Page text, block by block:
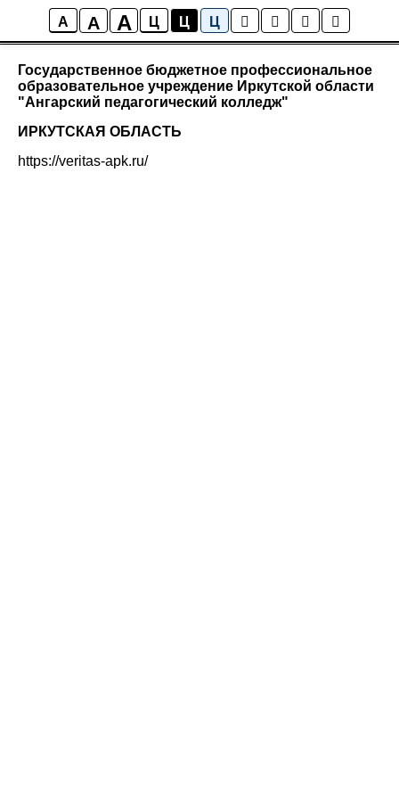
A A A Ц Ц Ц
Сибирский федеральный округ
Государственное бюджетное профессиональное
образовательное учреждение Иркутской области
"Ангарский педагогический колледж"
ИРКУТСКАЯ ОБЛАСТЬ
https://veritas-apk.ru/